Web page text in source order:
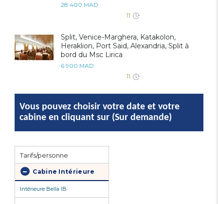
28 400 MAD
11
Split, Venice-Marghera, Katakolon,
Heraklion, Port Said, Alexandria, Split à
bord du Msc Lirica
6 900 MAD
11
Vous pouvez choisir votre date et votre
cabine en cliquant sur (Sur demande)
Tarifs/personne
Cabine Intérieure
Intérieure Bella IB